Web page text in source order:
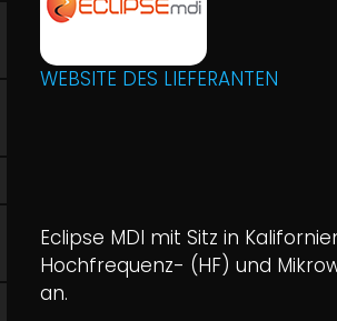
WEBSITE DES LIEFERANTEN
Eclipse MDI mit Sitz in
Hochfrequenz- (HF) und
an.